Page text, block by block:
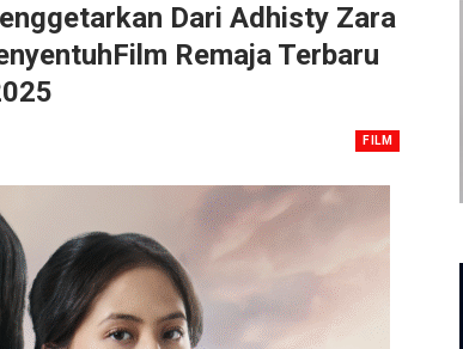
Dari Adhisty Zara
Remaja Terbaru
FILM